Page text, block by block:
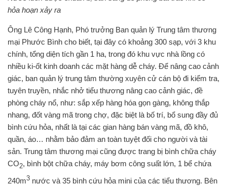
hỏa hoạn xảy ra
Ông Lê Công Hạnh, Phó trưởng Ban quản lý Trung tâm thương
mại Phước Bình cho biết, tại đây có khoảng 300 sạp, với 3 khu
chính, tổng diện tích gần 1 ha, trong đó khu vực nhà lồng có
nhiều ki-ốt kinh doanh các mặt hàng dễ cháy. Để nâng cao cảnh
giác, ban quản lý trung tâm thường xuyên cử cán bộ đi kiểm tra,
tuyên truyền, nhắc nhở tiểu thương nâng cao cảnh giác, đề
phòng cháy nổ, như: sắp xếp hàng hóa gọn gàng, không thắp
nhang, đốt vàng mã trong chợ, đặc biệt là bố trí, bổ sung đầy đủ
bình cứu hỏa, nhất là tại các gian hàng bán vàng mã, đồ khô,
quần, áo… nhằm bảo đảm an toàn tuyệt đối cho người và tài
sản. Trung tâm thương mại cũng được trang bị bình chữa cháy
CO2, bình bột chữa cháy, máy bơm công suất lớn, 1 bể chứa
240m3 nước và 35 bình cứu hỏa mini của các tiểu thương. Bên